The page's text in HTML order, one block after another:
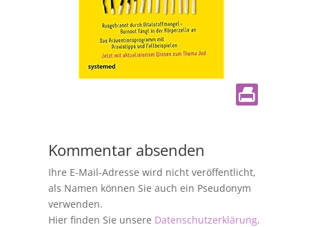
Kommentar absenden
Ihre E-Mail-Adresse wird nicht veröffentlicht,
als Namen können Sie auch ein Pseudonym
verwenden.
Hier finden Sie unsere Datenschutzerklärung.